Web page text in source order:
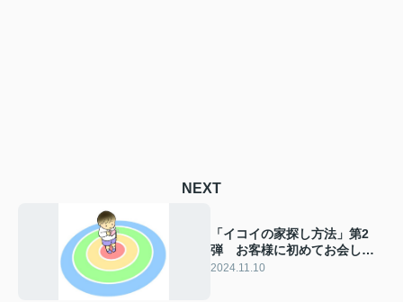
NEXT
「イコイの家探し方法」第2
弾 お客様に初めてお会した
時に聞くことは・・・
2024.11.10